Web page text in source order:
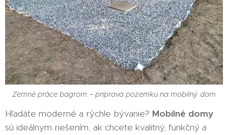
Zemné práce bagrom – príprava pozemku na mobilný dom
Hľadáte moderné a rýchle bývanie? Mobilné domy
sú ideálnym riešením, ak chcete kvalitný, funkčný a